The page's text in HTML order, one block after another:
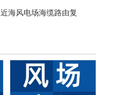
海风电场海缆路由复